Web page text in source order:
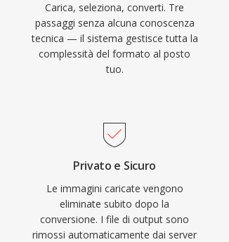
Carica, seleziona, converti. Tre
passaggi senza alcuna conoscenza
tecnica — il sistema gestisce tutta la
complessità del formato al posto
tuo.
Privato e Sicuro
Le immagini caricate vengono
eliminate subito dopo la
conversione. I file di output sono
rimossi automaticamente dai server